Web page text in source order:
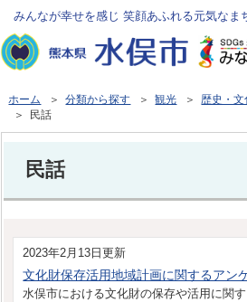
みんなが幸せを感じ 笑顔あふれる元気なま
ホーム ＞分類から探す ＞観光 ＞歴史・文
＞ 民話
民話
2023年2月13日更新
文化財保存活用地域計画に関するアン
水俣市における文化財の保存や活用に関